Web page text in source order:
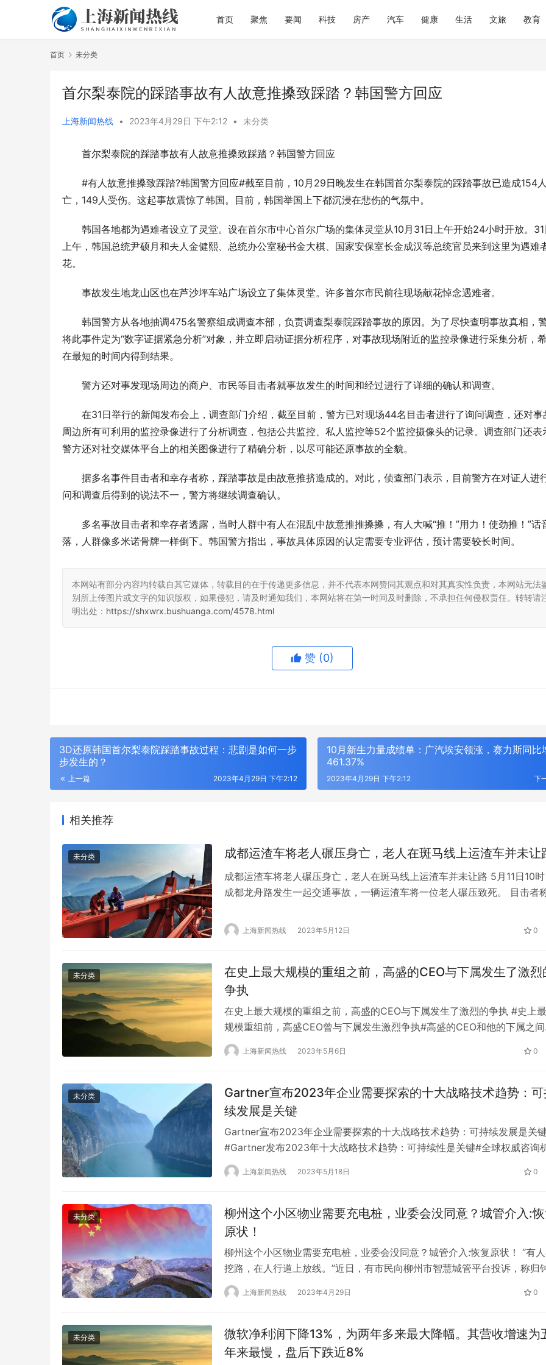
首页 聚焦 要闻 科技 房产 汽车 健康 生活 文旅 教育
首页 未分类
首尔梨泰院的踩踏事故有人故意推搡致踩踏？韩国警方回应
上海新闻热线 • 2023年4月29日 下午2:12 • 未分类
首尔梨泰院的踩踏事故有人故意推搡致踩踏？韩国警方回应
#有人故意推搡致踩踏?韩国警方回应#截至目前，10月29日晚发生在韩国首尔梨泰院的踩踏事故已造成154
亡，149人受伤。这起事故震惊了韩国。目前，韩国举国上下都沉浸在悲伤的气氛中。
韩国各地都为遇难者设立了灵堂。设在首尔市中心首尔广场的集体灵堂从10月31日上午开始24小时开放。31
上午，韩国总统尹硕月和夫人金健熙、总统办公室秘书金大棋、国家安保室长金成汉等总统官员来到这里为遇难
花。
事故发生地龙山区也在芦沙坪车站广场设立了集体灵堂。许多首尔市民前往现场献花悼念遇难者。
韩国警方从各地抽调475名警察组成调查本部，负责调查梨泰院踩踏事故的原因。为了尽快查明事故真相，
将此事件定为“数字证据紧急分析”对象，并立即启动证据分析程序，对事故现场附近的监控录像进行采集分析，
在最短的时间内得到结果。
警方还对事发现场周边的商户、市民等目击者就事故发生的时间和经过进行了详细的确认和调查。
在31日举行的新闻发布会上，调查部门介绍，截至目前，警方已对现场44名目击者进行了询问调查，还对事
周边所有可利用的监控录像进行了分析调查，包括公共监控、私人监控等52个监控摄像头的记录。调查部门还表
警方还对社交媒体平台上的相关图像进行了精确分析，以尽可能还原事故的全貌。
据多名事件目击者和幸存者称，踩踏事故是由故意推挤造成的。对此，侦查部门表示，目前警方在对证人进
问和调查后得到的说法不一，警方将继续调查确认。
多名事故目击者和幸存者透露，当时人群中有人在混乱中故意推推搡搡，有人大喊“推！”用力！使劲推！”话
落，人群像多米诺骨牌一样倒下。韩国警方指出，事故具体原因的认定需要专业评估，预计需要较长时间。
本网站有部分内容均转载自其它媒体，转载目的在于传递更多信息，并不代表本网赞同其观点和对其真实性负责，本网站无法
别所上传图片或文字的知识版权，如果侵犯，请及时通知我们，本网站将在第一时间及时删除，不承担任何侵权责任。转转请
明出处： https://shxwrx.bushuanga.com/4578.html
赞 (0)
3D还原韩国首尔梨泰院踩踏事故过程：悲剧是如何一步
步发生的？
上一篇 2023年4月29日 下午2:12
10月新生力量成绩单：广汽埃安领涨，赛力斯同比
461.37%
下
2023年4月29日 下午2:12
相关推荐
未分类 成都运渣车将老人碾压身亡，老人在斑马线上运渣车并未让
成都运渣车将老人碾压身亡，老人在斑马线上运渣车并未让路 5月11日10时
成都龙舟路发生一起交通事故，一辆运渣车将一位老人碾压致死。 目击者
驶过的运渣车卷入车底。 事发后，警方赶到现场进行勘验调查，目击者称
上海新闻热线 2023年5月12日 0
未分类
在史上最大规模的重组之前，高盛的CEO与下属发生了激烈
争执
在史上最大规模的重组之前，高盛的CEO与下属发生了激烈的争执 #史上
规模重组前，高盛CEO曾与下属发生激烈争执#高盛的CEO和他的下属之间
发了一场争执，原因是他想开设一项消费银行的活期账户业务。据媒体援引
情人士的话称，在高盛上周宣布重组之前，内部在重组策略上存在分歧，
行马库斯是否…
上海新闻热线 2023年5月6日 0
未分类
Gartner宣布2023年企业需要探索的十大战略技术趋势：可
续发展是关键
Gartner宣布2023年企业需要探索的十大战略技术趋势：可持续发展是关
#Gartner发布2023年十大战略技术趋势：可持续性是关键#全球权威咨询
Gartner今天发布了2023年企业需要探索的十大战略技术趋势。Gartner杰
的研究副总裁Frances Karamouzis表示:“为了在经济动荡时期提高企业机
上海新闻热线 2023年5月18日 0
未分类
柳州这个小区物业需要充电桩，业委会没同意？城管介入:
原状！
柳州这个小区物业需要充电桩，业委会没同意？城管介入:恢复原状！ “有
挖路，在人行道上放线。”近日，有市民向柳州市智慧城管平台投诉，称归
道与高辛路交叉口人行道拐角处有工人砸路，影响行人通行。怀疑“野马施工
队”无证开工。接到举报后，城中区城管执法局迅速介入调查。 在现场，执
凹槽，还安…
上海新闻热线 2023年4月29日 0
未分类
微软净利润下降13%，为两年多来最大降幅。其营收增速为
年来最慢，盘后下跌近8%
从理论到实践：上海仁爱医院中医肿瘤理念